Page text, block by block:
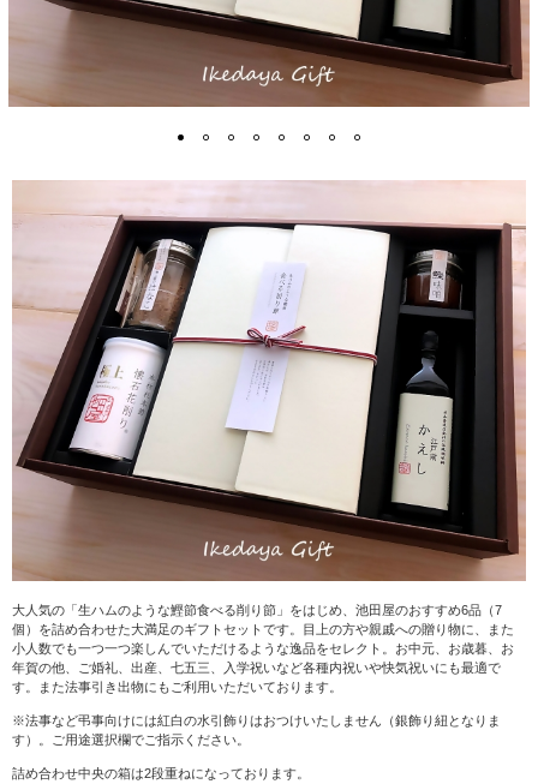
大人気の「生ハムのような鰹節食べる削り節」をはじめ、池田屋のおすすめ6品（7
個）を詰め合わせた大満足のギフトセットです。目上の方や親戚への贈り物に、また
小人数でも一つ一つ楽しんでいただけるような逸品をセレクト。お中元、お歳暮、お
年賀の他、ご婚礼、出産、七五三、入学祝いなど各種内祝いや快気祝いにも最適で
す。また法事引き出物にもご利用いただいております。
※法事など弔事向けには紅白の水引飾りはおつけいたしません（銀飾り紐となりま
す）。ご用途選択欄でご指示ください。
詰め合わせ中央の箱は2段重ねになっております。